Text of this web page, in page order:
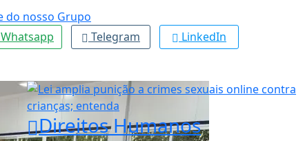
Whatsapp Telegram LinkedIn
Direitos Humanos